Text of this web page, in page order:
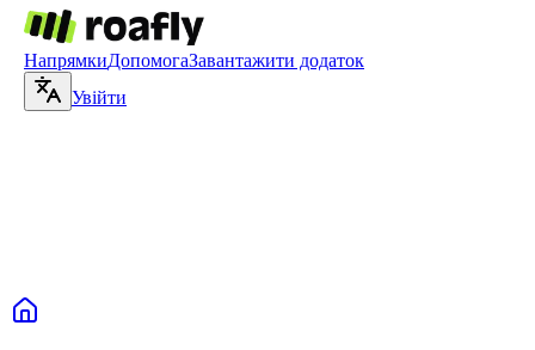
НапрямкиДопомогаЗавантажити додаток
Увійти